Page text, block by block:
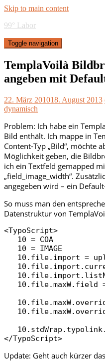
Skip to main content
99° Labor
Toggle navigation
TemplaVoilà
angeben mit
22. März 201018. August 2013
dynamisch
Problem: Ich habe ein
Bild enthält. Ich mappe in
Content-Typ „Bild“, möchte
Möglichkeit geben, die
ich ein Textfeld gemapped
„field_image_width“.
angegeben wird – ein
So muss man den
Datenstruktur von
<TypoScript>
   10 = COA
   10 = IMAGE
10.file.import =
10.file.maxW.field
</TypoScript>
Update: Geht auch kürzer